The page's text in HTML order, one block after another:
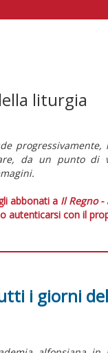
liturgia
da un punto di
abbonati a Il Regno
autenticarsi con il
i giorni